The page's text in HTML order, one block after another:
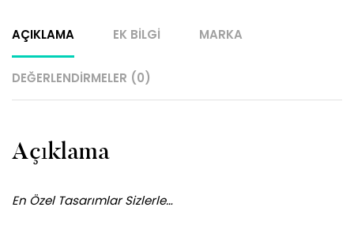
AÇIKLAMA EK BILGI MARKA
DEĞERLENDIRMELER (0)
Açıklama
En Özel Tasarımlar Sizlerle…